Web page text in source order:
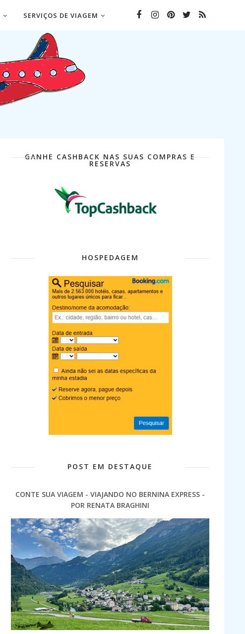
SERVIÇOS DE VIAGEM
GANHE CASHBACK NAS SUAS COMPRAS E
RESERVAS
HOSPEDAGEM
POST EM DESTAQUE
CONTE SUA VIAGEM - VIAJANDO NO BERNINA EXPRESS -
POR RENATA BRAGHINI